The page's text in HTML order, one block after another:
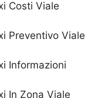
Costi Viale
Preventivo Viale
Informazioni
In Zona Viale